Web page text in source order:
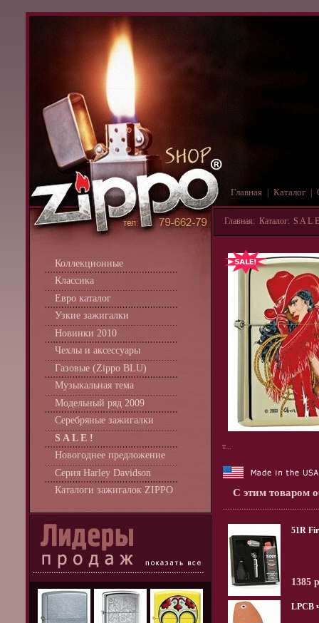
Главная Каталог
Коллекционные
Классика
Евро каталог
Узкие зажигалки
Новинки 2010
Чехлы и аксессуары
Газовые (Zippo BLU)
Музыкальная тема
Модельный ряд 2009
Серебряные зажигалки
S A L E !
Новогоднее предложение
Серия Harley Davidson
Каталоги зажигалок ZIPPO
Главная: Каталог: S A L
т...
С этим товаром
51R
1385
LPCB